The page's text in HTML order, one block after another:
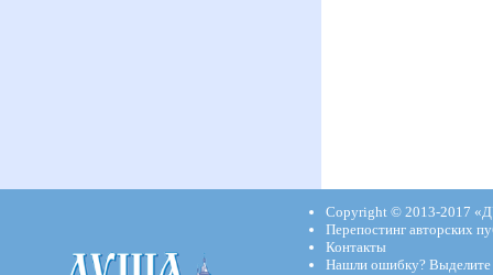
Copyright © 2013-2017
Перепостинг авторских
Контакты
Нашли ошибку?